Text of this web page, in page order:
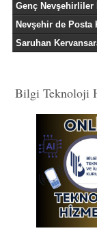
Genç Nevşehirliler
Nevşehir de Posta
Saruhan
Bilgi Teknoloji